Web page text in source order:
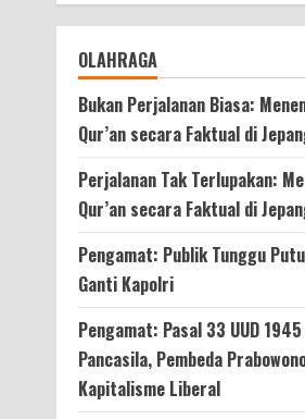
OLAHRAGA
Bukan Perjalanan Biasa:
Qur’an secara Faktual di
Perjalanan Tak Terlupakan:
Qur’an secara Faktual di
Pengamat: Publik Tunggu
Ganti Kapolri
Pengamat: Pasal 33 UUD
Pancasila, Pembeda
Kapitalisme Liberal